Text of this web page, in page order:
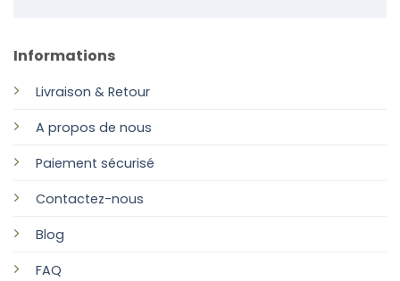
Informations
Livraison & Retour
A propos de nous
Paiement sécurisé
Contactez-nous
Blog
FAQ